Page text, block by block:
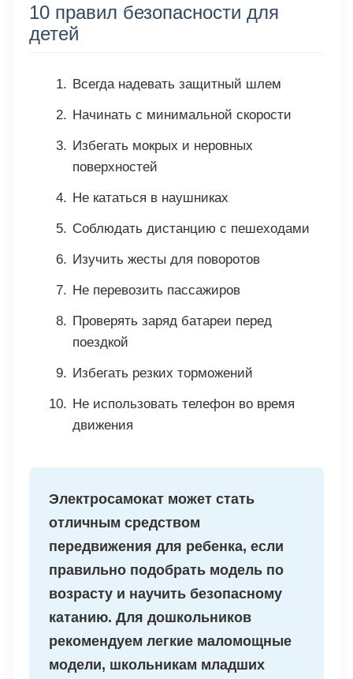
10 правил безопасности для
детей
Всегда надевать защитный шлем
Начинать с минимальной скорости
Избегать мокрых и неровных
поверхностей
Не кататься в наушниках
Соблюдать дистанцию с пешеходами
Изучить жесты для поворотов
Не перевозить пассажиров
Проверять заряд батареи перед
поездкой
Избегать резких торможений
Не использовать телефон во время
движения
Электросамокат может стать
отличным средством
передвижения для ребенка, если
правильно подобрать модель по
возрасту и научить безопасному
катанию. Для дошкольников
рекомендуем легкие маломощные
модели, школьникам младших